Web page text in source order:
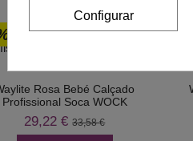
Rosa Bebé Calçado
Profissional Soca WOCK
29,22 €33,58 €
Configurar